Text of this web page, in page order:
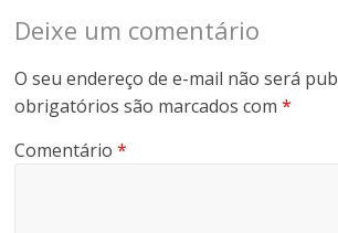
Deixe um comentário
O seu endereço de e-mail não será
obrigatórios são marcados com*
Comentário*